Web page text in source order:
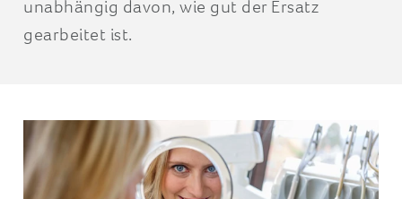
unabhängig davon, wie gut der Ersatz
gearbeitet ist.